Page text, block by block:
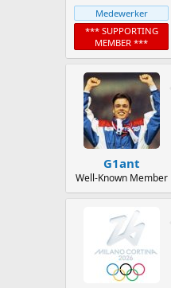
Medewerker
*** SUPPORTING
MEMBER ***
G1ant
Well-Known Member